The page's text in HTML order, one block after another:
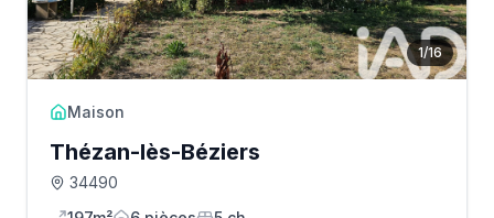
1/16
Maison
Thézan-lès-Béziers
34490